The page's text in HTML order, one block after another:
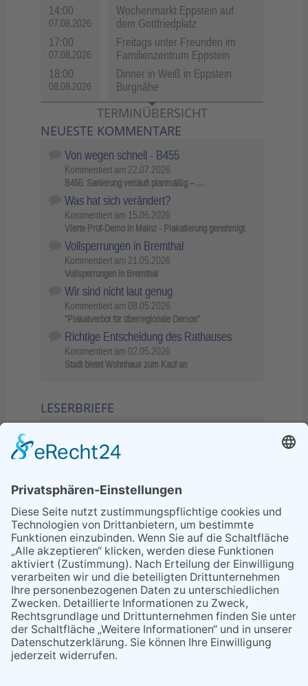
14:00
07.08.2026
Wochenmarkt Eppstein auf
dem Gottfriedplatz
17:00
07.08.2026
Freitags unter Freunden im
Familienzentrum Eppstein
18:00
08.08.2026
Dinner in Weiß in Eppstein
Burgnähe
TERMINÜBERSICHT
NEUESTE KOMMENTARE
Von wegen schnell - B455
Kommentiert am 22.07.2026
B455: Sanierung verläuft planmäßig – …
Was hat sich verändert?
Kommentiert am 15.06.2026
Vierte Prüf-Demo in Mainz - Plakatierung genehmigt
Vollsperrungen in Bremthal
Kommentiert am 21.05.2026
Vollsperrungen in Bremthal
Wir sind nicht laut genug
Kommentiert am 08.05.2026
"Plakatverbot für überregionale Demos"
Richtige Entscheidung des Rathauses
Kommentiert am 02.05.2026
Stadt bietet Wohnhaus zum Kauf an
LESERBRIEFE
Sperrung B455: Kleiner
Grenzverkehr statt weite Wege
21.04.2026
Wenn Bahn-Computer nicht
miteinander kommunizieren
11.03.2026
"Plakatverbot für überregionale
Demos"
04.02.2026
Gelbe Tonne – Ein kleiner Blick
über den Tellerand
04.02.2026
Plastikersparnis durch Nutzung
von Gelber Tonne statt Säcken